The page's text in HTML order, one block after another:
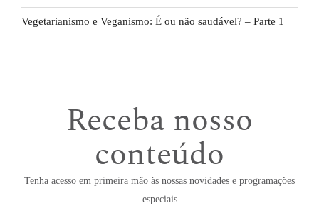
Vegetarianismo e Veganismo: É ou não saudável? – Parte 1
Receba nosso
conteúdo
Tenha acesso em primeira mão às nossas novidades e programações
especiais